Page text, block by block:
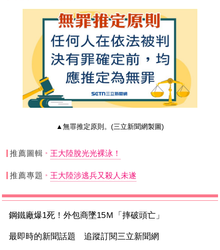
▲無罪推定原則。(三立新聞網製圖)
推薦圖輯 王大陸脫光光裸泳！
推薦專題 王大陸涉逃兵又殺人未遂
鋼鐵廠爆1死！外包商墜15Ｍ「摔破頭亡」
最即時的新聞話題 追蹤訂閱三立新聞網